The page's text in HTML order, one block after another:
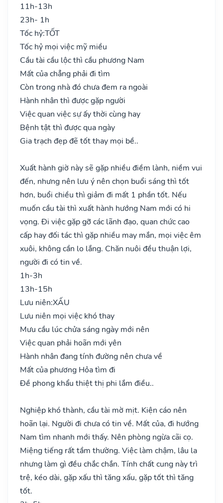
11h-13h
23h- 1h
Tốc hỷ:TỐT
Tốc hỷ mọi việc mỹ miều
Cầu tài cầu lộc thì cầu phương Nam
Mất của chẳng phải đi tìm
Còn trong nhà đó chưa đem ra ngoài
Hành nhân thì được gặp người
Việc quan việc sự ấy thời cùng hay
Bệnh tật thì được qua ngày
Gia trạch đẹp đẽ tốt thay mọi bề..
Xuất hành giờ này sẽ gặp nhiều điềm lành, niềm vui
đến, nhưng nên lưu ý nên chọn buổi sáng thì tốt
hơn, buổi chiều thì giảm đi mất 1 phần tốt. Nếu
muốn cầu tài thì xuất hành hướng Nam mới có hi
vọng. Đi việc gặp gỡ các lãnh đạo, quan chức cao
cấp hay đối tác thì gặp nhiều may mắn, mọi việc êm
xuôi, không cần lo lắng. Chăn nuôi đều thuận lợi,
người đi có tin về.
1h-3h
13h-15h
Lưu niên:XẤU
Lưu niên mọi việc khó thay
Mưu cầu lúc chửa sáng ngày mới nên
Việc quan phải hoãn mới yên
Hành nhân đang tính đường nên chưa về
Mất của phương Hỏa tìm đi
Đề phong khẩu thiệt thị phi lắm điều..
Nghiệp khó thành, cầu tài mờ mịt. Kiện cáo nên
hoãn lại. Người đi chưa có tin về. Mất của, đi hướng
Nam tìm nhanh mới thấy. Nên phòng ngừa cãi cọ.
Miệng tiếng rất tầm thường. Việc làm chậm, lâu la
nhưng làm gì đều chắc chắn. Tính chất cung này trì
trệ, kéo dài, gặp xấu thì tăng xấu, gặp tốt thì tăng
tốt.